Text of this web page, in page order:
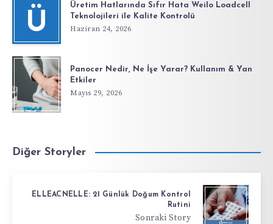
Ü
Üretim Hatlarında Sıfır Hata Weilo Loadcell
Teknolojileri ile Kalite Kontrolü
Haziran 24, 2026
Panocer Nedir, Ne İşe Yarar? Kullanım & Yan
Etkiler
Mayıs 29, 2026
Diğer Storyler
ELLEACNELLE: 21 Günlük Doğum Kontrol
Rutini
Sonraki Story